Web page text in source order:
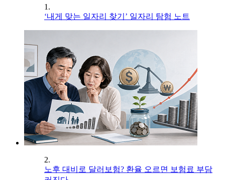
1.
‘내게 맞는 일자리 찾기’ 일자리 탐험 노트
2.
노후 대비로 달러보험? 환율 오르면 보험료 부담